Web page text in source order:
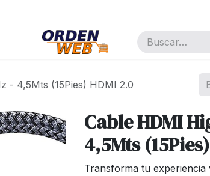
Trabajos
- 4,5Mts (15Pies) HDMI 2.0
Cable HDMI
4,5Mts
Transforma tu